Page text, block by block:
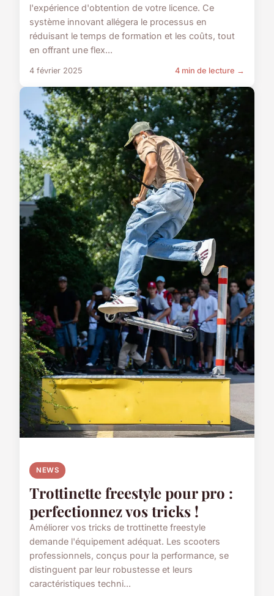
l'expérience d'obtention de votre licence. Ce
système innovant allégera le processus en
réduisant le temps de formation et les coûts, tout
en offrant une flex...
4 février 2025 4 min de lecture →
NEWS
Trottinette freestyle pour pro :
perfectionnez vos tricks !
Améliorer vos tricks de trottinette freestyle
demande l'équipement adéquat. Les scooters
professionnels, conçus pour la performance, se
distinguent par leur robustesse et leurs
caractéristiques techni...